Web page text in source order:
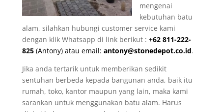
mengenai
kebutuhan batu
alam, silahkan hubungi customer service kami
dengan klik Whatsapp di link berikut : +62 811-222-
825(Antony) atau email: antony@stonedepot.co.id.
Jika anda tertarik untuk memberikan sedikit
sentuhan berbeda kepada bangunan anda, baik itu
rumah, toko, kantor maupun yang lain, maka kami
sarankan untuk menggunakan batu alam. Harus